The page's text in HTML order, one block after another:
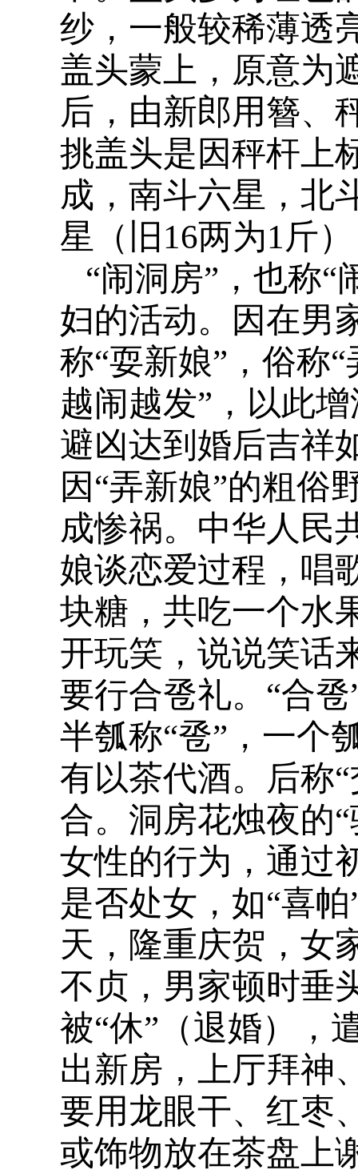
纱，一般较稀薄透
盖头蒙上，原意为
后，由新郎用簪、
挑盖头是因秤杆上
成，南斗六星，北
星（旧16两为1斤
“闹洞房”，也称
妇的活动。因在男
称“耍新娘”，俗称
越闹越发”，以此
避凶达到婚后吉祥
因“弄新娘”的粗俗
成惨祸。中华人民
娘谈恋爱过程，唱
块糖，共吃一个水
开玩笑，说说笑话
要行合卺礼。“合卺
半瓠称“卺”，一个
有以茶代酒。后称
合。洞房花烛夜的
女性的行为，通过
是否处女，如“喜
天，隆重庆贺，女
不贞，男家顿时垂
被“休”（退婚），
出新房，上厅拜神
要用龙眼干、红枣
或饰物放在茶盘上